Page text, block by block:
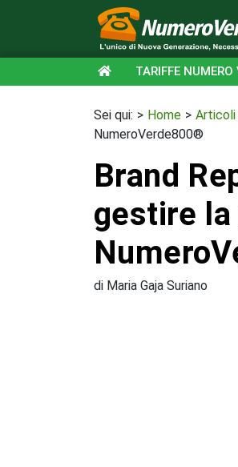
TARIFFE NUMERO
Sei qui: Home Articoli
NumeroVerde800®
Brand
gestire la
di Maria Gaja Suriano